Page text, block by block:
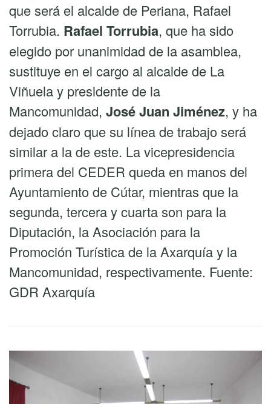
que será el alcalde de Periana, Rafael
Torrubia. Rafael Torrubia, que ha sido
elegido por unanimidad de la asamblea,
sustituye en el cargo al alcalde de La
Viñuela y presidente de la
Mancomunidad, José Juan Jiménez, y ha
dejado claro que su línea de trabajo será
similar a la de este. La vicepresidencia
primera del CEDER queda en manos del
Ayuntamiento de Cútar, mientras que la
segunda, tercera y cuarta son para la
Diputación, la Asociación para la
Promoción Turística de la Axarquía y la
Mancomunidad, respectivamente. Fuente:
GDR Axarquía